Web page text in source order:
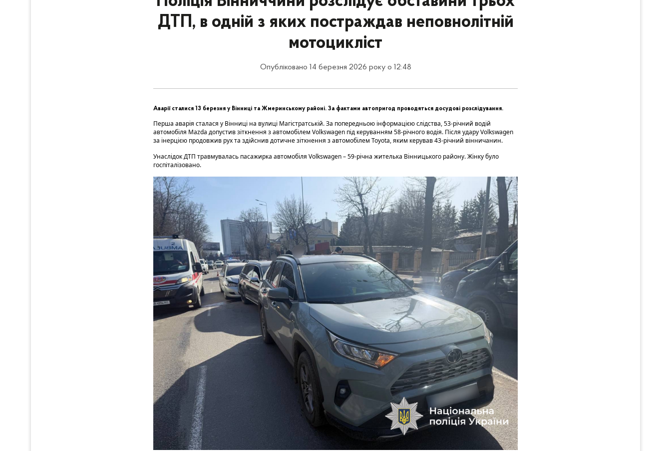
ДТП, в одній з яких постраждав неповнолітній
мотоцикліст
Опубліковано 14 березня 2026 року о 12:48
Аварії сталися 13 березня у Вінниці та Жмеринському районі. За фактами автопригод проводяться досудові розслідування.
Перша аварія сталася у Вінниці на вулиці Магістратській. За попередньою інформацією слідства, 53-річний водій
автомобіля Mazda допустив зіткнення з автомобілем Volkswagen під керуванням 58-річного водія. Після удару Volkswagen
за інерцією продовжив рух та здійснив дотичне зіткнення з автомобілем Toyota, яким керував 43-річний вінничанин.
Унаслідок ДТП травмувалась пасажирка автомобіля Volkswagen – 59-річна жителька Вінницького району. Жінку було
госпіталізовано.